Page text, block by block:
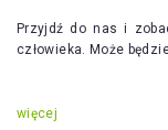
Przyjdź do nas i
człowieka. Może
więcej